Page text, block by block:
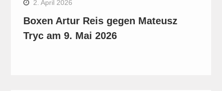
2. April 2026
Boxen Artur Reis gegen Mateusz
Tryc am 9. Mai 2026